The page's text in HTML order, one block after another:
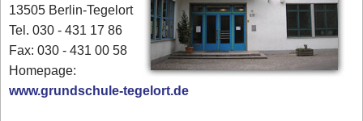
13505 Berlin-Tegelort
Tel. 030 - 431 17 86‎
Fax: 030 - 431 00 58‎
Homepage:
www.grundschule-tegelort.de